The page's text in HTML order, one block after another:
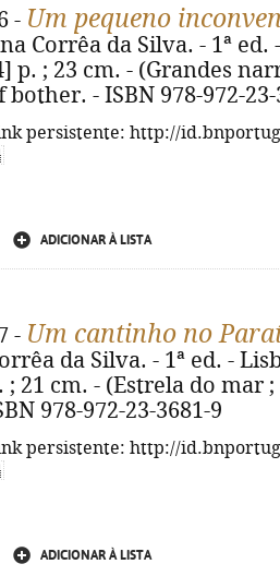
- Um pequeno
Corrêa da Silva. - 1ª ed.
p. ; 23 cm. - (Grandes
bother. - ISBN 978-972-23-
persistente: http://
ADICIONAR À LISTA
- Um cantinho no
da Silva. - 1ª ed. -
; 21 cm. - (Estrela do mar
978-972-23-3681-9
persistente: http://
ADICIONAR À LISTA